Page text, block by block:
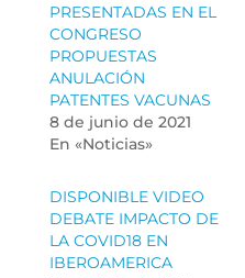
PRESENTADAS EN EL
CONGRESO
PROPUESTAS
ANULACIÓN
PATENTES VACUNAS
8 de junio de 2021
En «Noticias»
DISPONIBLE VIDEO
DEBATE IMPACTO DE
LA COVID18 EN
IBEROAMERICA